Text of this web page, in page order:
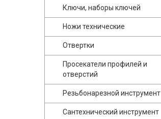
Ключи, наборы ключей
Ножи технические
Отвертки
Просекатели профилей и
отверстий
Резьбонарезной инструмент
Сантехнический инструмент